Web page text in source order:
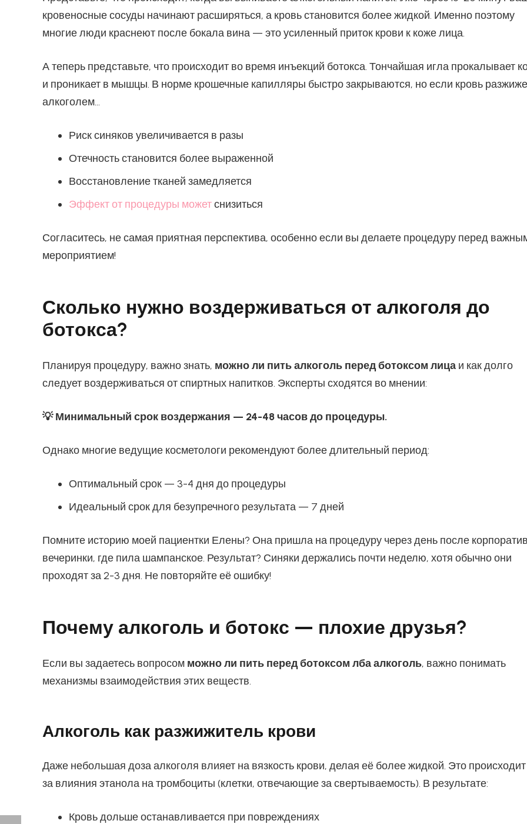
кровеносные сосуды начинают расширяться, а кровь становится более жидкой. Именно поэтому
многие люди краснеют после бокала вина — это усиленный приток крови к коже лица.
А теперь представьте, что происходит во время инъекций ботокса. Тончайшая игла прокалывает
и проникает в мышцы. В норме крошечные капилляры быстро закрываются, но если кровь
алкоголем…
Риск синяков увеличивается в разы
Отечность становится более выраженной
Восстановление тканей замедляется
Эффект от процедуры можетснизиться
Согласитесь, не самая приятная перспектива, особенно если вы делаете процедуру перед
мероприятием!
Сколько нужно воздерживаться от алкоголя до
ботокса?
Планируя процедуру, важно знать, можно ли пить алкоголь перед ботоксом лица и как долго
следует воздерживаться от спиртных напитков. Эксперты сходятся во мнении:
💡 Минимальный срок воздержания — 24-48 часов до процедуры.
Однако многие ведущие косметологи рекомендуют более длительный период:
Оптимальный срок — 3-4 дня до процедуры
Идеальный срок для безупречного результата — 7 дней
Помните историю моей пациентки Елены? Она пришла на процедуру через день после
вечеринки, где пила шампанское. Результат? Синяки держались почти неделю, хотя обычно они
проходят за 2-3 дня. Не повторяйте её ошибку!
Почему алкоголь и ботокс — плохие друзья?
Если вы задаетесь вопросом можно ли пить перед ботоксом лба алкоголь, важно понимать
механизмы взаимодействия этих веществ.
Алкоголь как разжижитель крови
Даже небольшая доза алкоголя влияет на вязкость крови, делая её более жидкой. Это
за влияния этанола на тромбоциты (клетки, отвечающие за свертываемость). В результате:
Кровь дольше останавливается при повреждениях